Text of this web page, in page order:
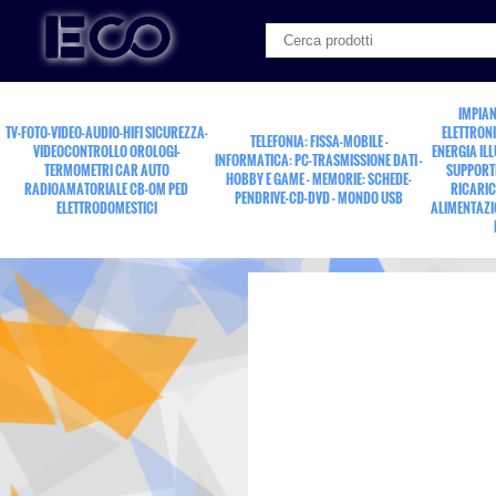
TV-FOTO-VIDEO-AUDIO-HIFI SICUREZZA-
VIDEOCONTROLLO OROLOGI-
TERMOMETRI CAR AUTO
RADIOAMATORIALE CB-OM PED
ELETTRODOMESTICI
TELEFONIA: FISSA-MOBILE -
INFORMATICA: PC-TRASMISSIONE DATI -
HOBBY E GAME - MEMORIE: SCHEDE-
PENDRIVE-CD-DVD - MONDO USB
ENERGIA
cavo sp.-sp.SCART